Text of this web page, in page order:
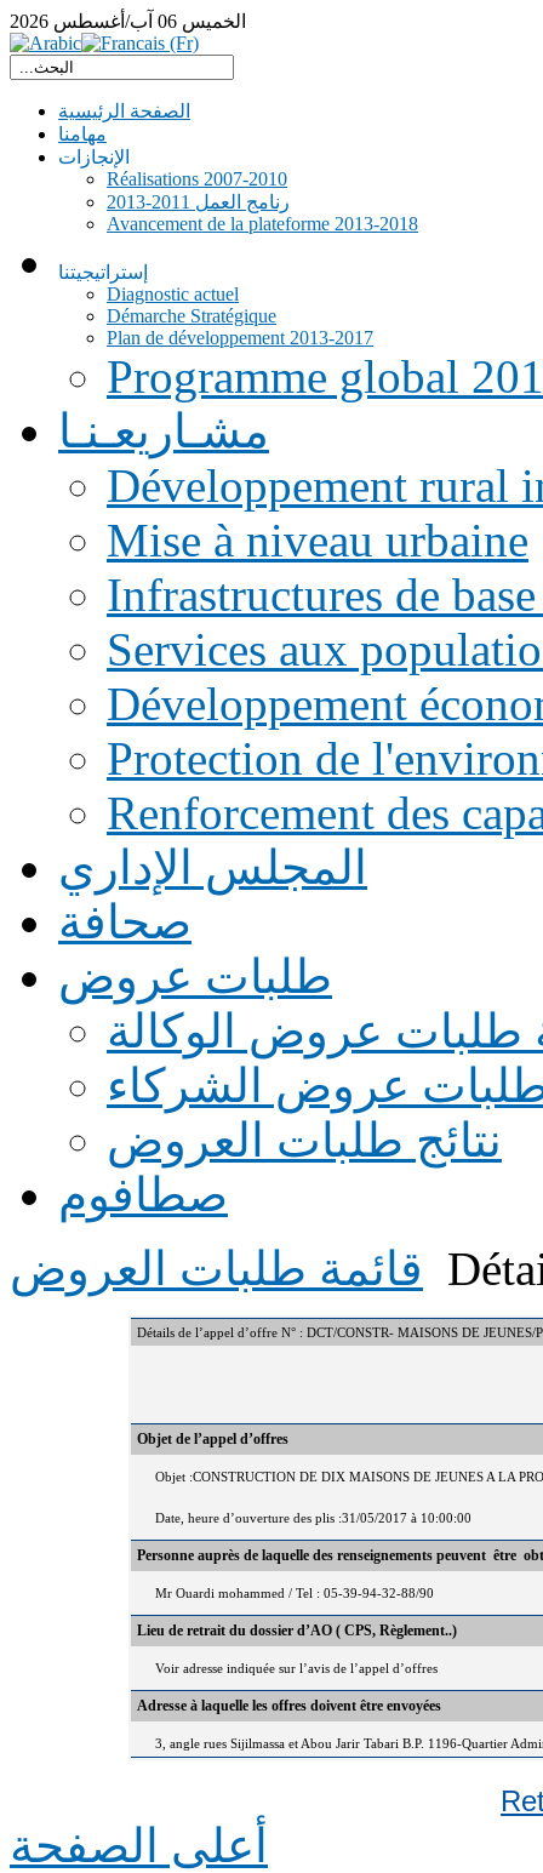
الخميس 06 آب/أغسطس 2026
الصفحة الرئيسية
مهامنا
الإنجازات
Réalisations 2007-2010
رنامج العمل 2011-2013
Avancement de la plateforme 2013-2018
إستراتيجيتنا
Diagnostic actuel
Démarche Stratégique
Plan de développement 2013-2017
Programme global
مشـاريعـنـا
Développement rural
Mise à niveau urbaine
Infrastructures de
Services aux
Développement
Protection de
Renforcement des
المجلس الإداري
صحافة
طلبات عروض
طلبات عروض الوكالة
طلبات عروض الشركاء
نتائج طلبات العروض
صطافوم
قائمة طلبات العروض
Détails de l’appel d’offre N° : DCT/CONSTR- MAISONS DE
Objet de l’appel d’offres
Objet :CONSTRUCTION DE DIX MAISONS DE JEUNES A LA
Date, heure d’ouverture des plis :31/05/2017 à 10:00:00
Personne auprès de laquelle des renseignements peuvent être
Mr Ouardi mohammed / Tel : 05-39-94-32-88/90
Lieu de retrait du dossier d’AO ( CPS, Règlement..)
Voir adresse indiquée sur l’avis de l’appel d’offres
Adresse à laquelle les offres doivent être envoyées
3, angle rues Sijilmassa et Abou Jarir Tabari B.P. 1196-Quartier
أعلى الصفحة